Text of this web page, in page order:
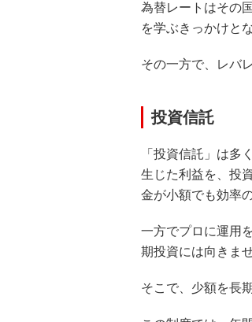
為替レートはその
を学ぶきっかけと
その一方で、レバ
投資信託
「投資信託」は多
生じた利益を、投
金が小額でも効率
一方でプロに運用
期投資には向きま
そこで、少額を長